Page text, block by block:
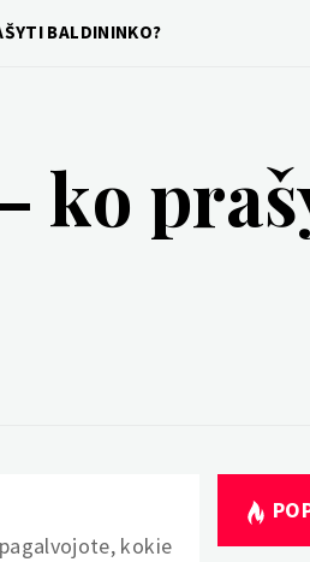
BALDININKO?
ko
kokie